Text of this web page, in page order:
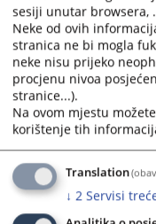
sesiji unutar browsera,
Neke od ovih
stranica ne bi mogla
neke nisu prijeko
procjenu nivoa
stranice...).
Na ovom mjestu
korištenje tih
Translation
↓ 2 Servisi